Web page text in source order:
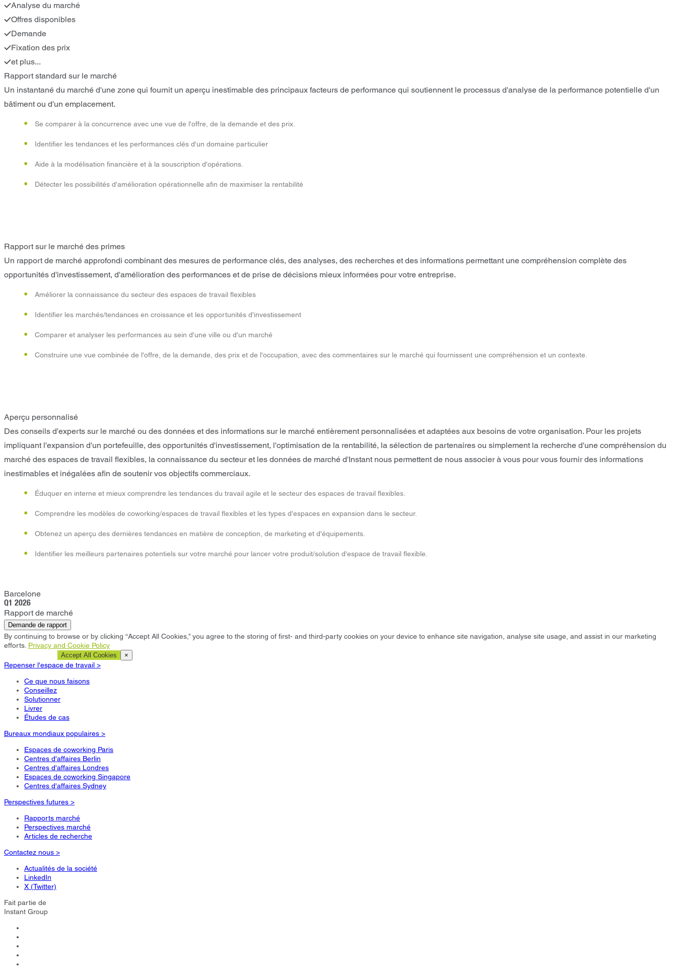
Analyse du marché
Offres disponibles
Demande
Fixation des prix
et plus...
Rapport standard sur le marché
Un instantané du marché d'une zone qui fournit un aperçu inestimable des principaux facteurs de performance qui soutiennent le processus d'analyse de la performance potentielle d'un
bâtiment ou d'un emplacement.
Se comparer à la concurrence avec une vue de l'offre, de la demande et des prix.
Identifier les tendances et les performances clés d'un domaine particulier
Aide à la modélisation financière et à la souscription d'opérations.
Détecter les possibilités d'amélioration opérationnelle afin de maximiser la rentabilité
Rapport sur le marché des primes
Un rapport de marché approfondi combinant des mesures de performance clés, des analyses, des recherches et des informations permettant une compréhension complète des
opportunités d'investissement, d'amélioration des performances et de prise de décisions mieux informées pour votre entreprise.
Améliorer la connaissance du secteur des espaces de travail flexibles
Identifier les marchés/tendances en croissance et les opportunités d'investissement
Comparer et analyser les performances au sein d'une ville ou d'un marché
Construire une vue combinée de l'offre, de la demande, des prix et de l'occupation, avec des commentaires sur le marché qui fournissent une compréhension et un contexte.
Aperçu personnalisé
Des conseils d'experts sur le marché ou des données et des informations sur le marché entièrement personnalisées et adaptées aux besoins de votre organisation. Pour les projets
impliquant l'expansion d'un portefeuille, des opportunités d'investissement, l'optimisation de la rentabilité, la sélection de partenaires ou simplement la recherche d'une compréhension du
marché des espaces de travail flexibles, la connaissance du secteur et les données de marché d'Instant nous permettent de nous associer à vous pour vous fournir des informations
inestimables et inégalées afin de soutenir vos objectifs commerciaux.
Éduquer en interne et mieux comprendre les tendances du travail agile et le secteur des espaces de travail flexibles.
Comprendre les modèles de coworking/espaces de travail flexibles et les types d'espaces en expansion dans le secteur.
Obtenez un aperçu des dernières tendances en matière de conception, de marketing et d'équipements.
Identifier les meilleurs partenaires potentiels sur votre marché pour lancer votre produit/solution d'espace de travail flexible.
Barcelone
Q1 2026
Rapport de marché
Demande de rapport
By continuing to browse or by clicking “Accept All Cookies,” you agree to the storing of first- and third-party cookies on your device to enhance site navigation, analyse site usage, and assist in our marketing
efforts. Privacy and Cookie Policy
Accept All Cookies ×
Repenser l'espace de travail >
Ce que nous faisons
Conseillez
Solutionner
Livrer
Études de cas
Bureaux mondiaux populaires >
Espaces de coworking Paris
Centres d'affaires Berlin
Centres d'affaires Londres
Espaces de coworking Singapore
Centres d'affaires Sydney
Perspectives futures >
Rapports marché
Perspectives marché
Articles de recherche
Contactez nous >
Actualités de la société
LinkedIn
X (Twitter)
Fait partie de
Instant Group